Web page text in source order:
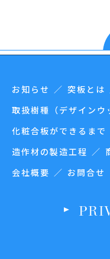
お知らせ 突板とは
取扱樹種（デザインウ
化粧合板ができるまで
造作材の製造工程
会社概要
お問合せ